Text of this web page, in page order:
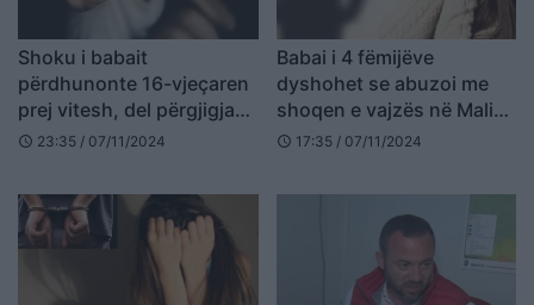
Shoku i babait
përdhunonte 16-vjeçaren
prej vitesh, del përgjigja
mjeko-ligjore
schedule 23:35 / 07/11/2024
Babai i 4 fëmijëve
dyshohet se abuzoi me
shoqen e vajzës në Maliq,
flet bashkëshortja: Nuk
kurth
schedule 17:35 / 07/11/2024